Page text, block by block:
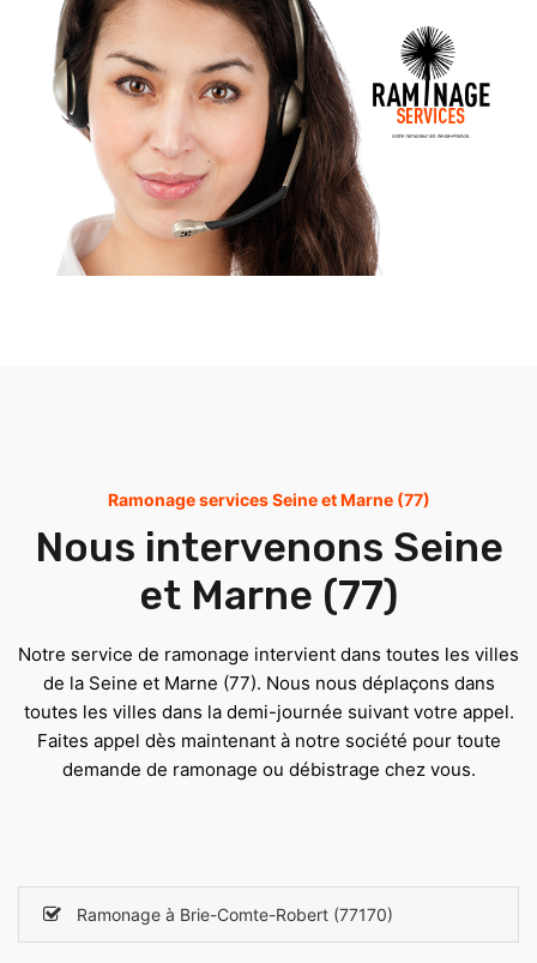
Ramonage services Seine et Marne (77)
Nous intervenons Seine
et Marne (77)
Notre service de ramonage intervient dans toutes les villes
de la Seine et Marne (77). Nous nous déplaçons dans
toutes les villes dans la demi-journée suivant votre appel.
Faites appel dès maintenant à notre société pour toute
demande de ramonage ou débistrage chez vous.
Ramonage à Brie-Comte-Robert (77170)